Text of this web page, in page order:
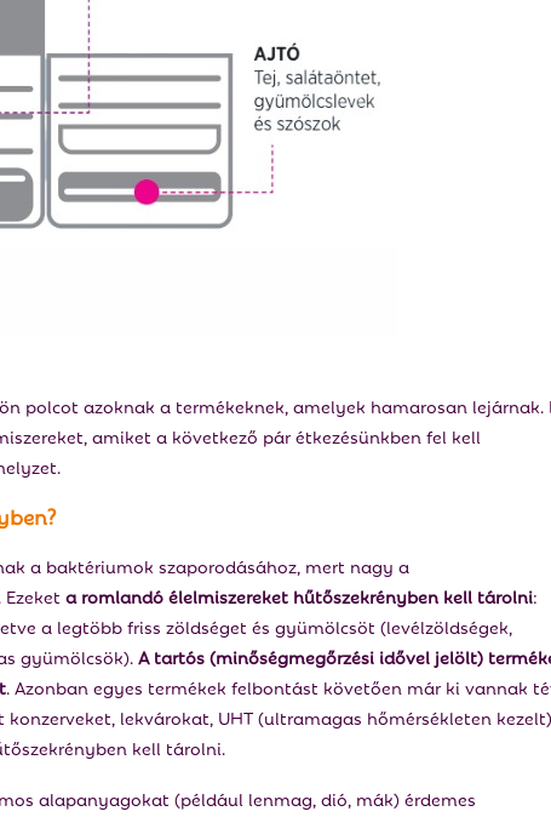
polcot azoknak a termékeknek, amelyek hamarosan lejárnak.
amiket a következő pár étkezésünkben fel kell
a baktériumok szaporodásához, mert nagy a
a romlandó élelmiszereket hűtőszekrényben kell tárolni:
a legtöbb friss zöldséget és gyümölcsöt (levélzöldségek,
gyümölcsök).A tartós (minőségmegőrzési idővel jelölt)
. Azonban egyes termékek felbontást követően már ki vannak
lekvárokat, UHT (ultramagas hőmérsékleten kezelt)
kell tárolni.
alapanyagokat (például lenmag, dió, mák) érdemes